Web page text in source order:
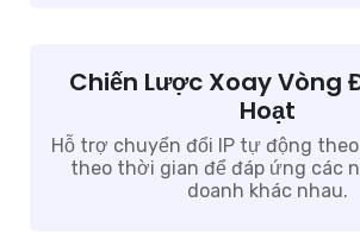
Chiến Lược Xoay Vòng
Hoạt
Hỗ trợ chuyển đổi IP tự động
theo thời gian để đáp ứng các
doanh khác nhau.